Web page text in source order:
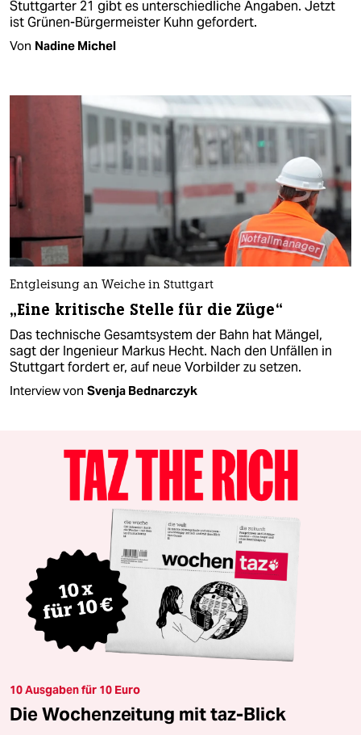
Stuttgarter 21 gibt es unterschiedliche Angaben. Jetzt
ist Grünen-Bürgermeister Kuhn gefordert.
Von Nadine Michel
Entgleisung an Weiche in Stuttgart
„Eine kritische Stelle für die Züge“
Das technische Gesamtsystem der Bahn hat Mängel,
sagt der Ingenieur Markus Hecht. Nach den Unfällen in
Stuttgart fordert er, auf neue Vorbilder zu setzen.
Interview von Svenja Bednarczyk
10 Ausgaben für 10 Euro
Die Wochenzeitung mit taz-Blick